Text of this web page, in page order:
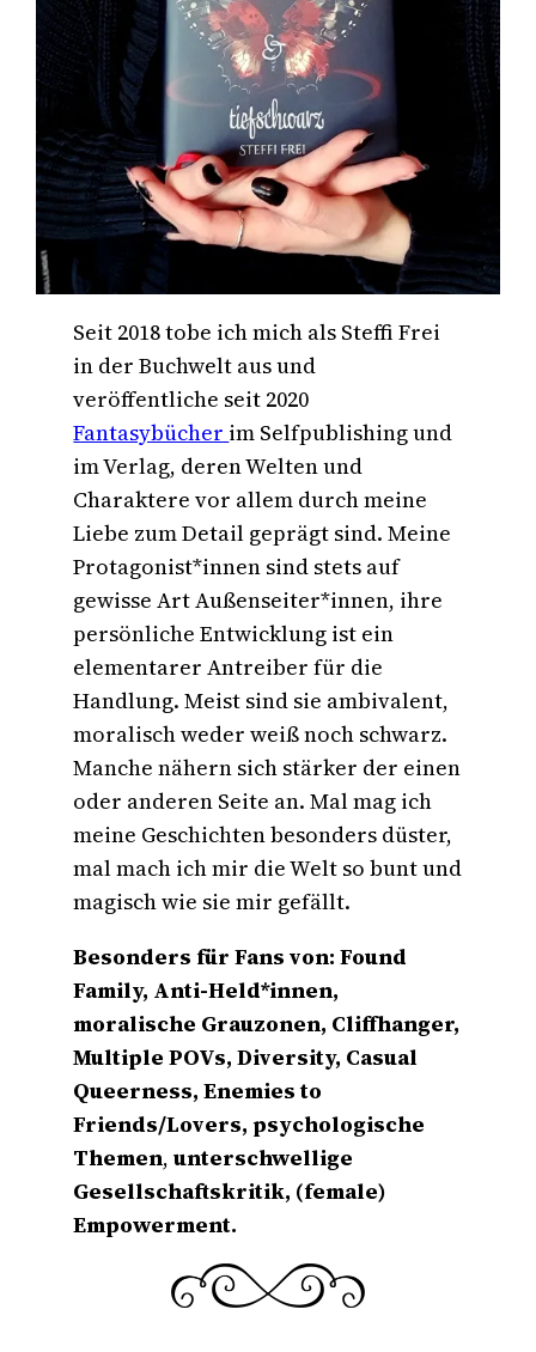
Seit 2018 tobe ich mich als Steffi Frei
in der Buchwelt aus und
veröffentliche seit 2020
Fantasybücher im Selfpublishing und
im Verlag, deren Welten und
Charaktere vor allem durch meine
Liebe zum Detail geprägt sind. Meine
Protagonist*innen sind stets auf
gewisse Art Außenseiter*innen, ihre
persönliche Entwicklung ist ein
elementarer Antreiber für die
Handlung. Meist sind sie ambivalent,
moralisch weder weiß noch schwarz.
Manche nähern sich stärker der einen
oder anderen Seite an. Mal mag ich
meine Geschichten besonders düster,
mal mach ich mir die Welt so bunt und
magisch wie sie mir gefällt.
Besonders für Fans von: Found
Family, Anti-Held*innen,
moralische Grauzonen, Cliffhanger,
Multiple POVs, Diversity, Casual
Queerness, Enemies to
Friends/Lovers, psychologische
Themen, unterschwellige
Gesellschaftskritik, (female)
Empowerment.